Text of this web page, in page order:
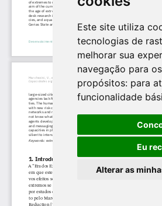
Este site utiliza
tecnologias de
melhorar sua
navegação para
propósitos: para
funcionalidade
Eu
Alterar as